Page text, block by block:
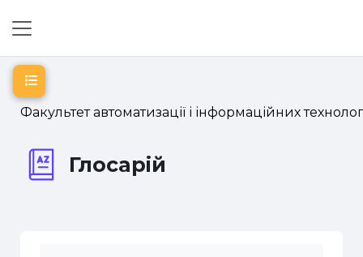
Факультет автоматизації і інформаційних
Глосарій
Відкритий покажчик курсу